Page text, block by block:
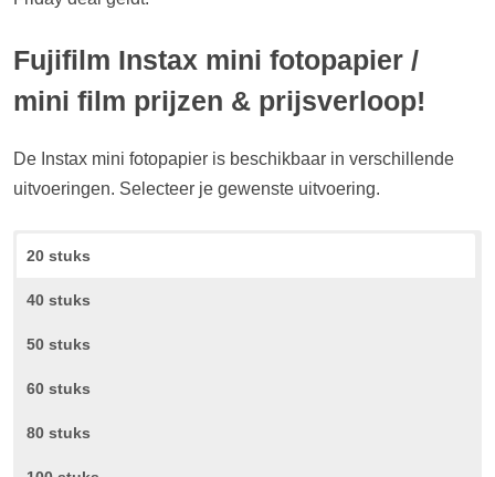
Fujifilm Instax mini fotopapier /
mini film prijzen & prijsverloop!
De Instax mini fotopapier is beschikbaar in verschillende
uitvoeringen. Selecteer je gewenste uitvoering.
20 stuks
40 stuks
50 stuks
60 stuks
80 stuks